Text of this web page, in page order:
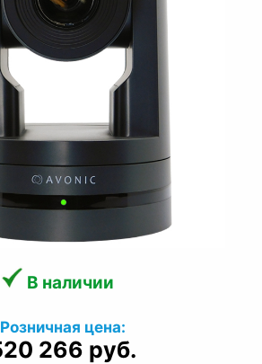
В наличии
Розничная цена:
266 руб.